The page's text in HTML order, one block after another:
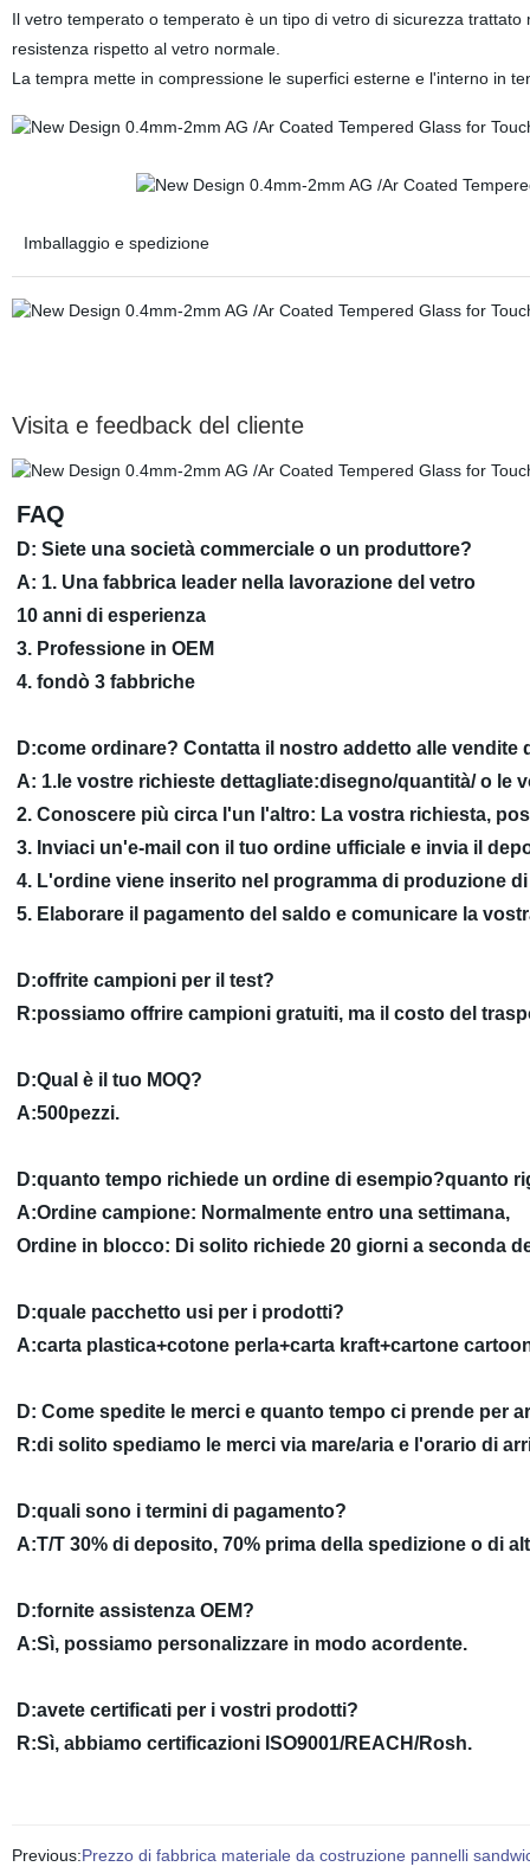
Il vetro temperato o temperato è un tipo di vetro di sicurezza
resistenza rispetto al vetro normale.
La tempra mette in compressione le superfici esterne e l'interno in
Imballaggio e spedizione
Visita e feedback del cliente
FAQ
D: Siete una società commerciale o un produttore?
A: 1. Una fabbrica leader nella lavorazione del vetro
10 anni di esperienza
3. Professione in OEM
4. fondò 3 fabbriche
D:come ordinare? Contatta il nostro addetto alle
A: 1.le vostre richieste dettagliate:disegno/quantità/ o le
2. Conoscere più circa l'un l'altro: La vostra richiesta,
3. Inviaci un'e-mail con il tuo ordine ufficiale e invia il
4. L'ordine viene inserito nel programma di produzione
5. Elaborare il pagamento del saldo e comunicare la
D:offrite campioni per il test?
R:possiamo offrire campioni gratuiti, ma il costo del
D:Qual è il tuo MOQ?
A:500pezzi.
D:quanto tempo richiede un ordine di esempio?quanto
A:Ordine campione: Normalmente entro una settimana,
Ordine in blocco: Di solito richiede 20 giorni a seconda
D:quale pacchetto usi per i prodotti?
A:carta plastica+cotone perla+carta kraft+cartone
D: Come spedite le merci e quanto tempo ci prende per
R:di solito spediamo le merci via mare/aria e l'orario di
D:quali sono i termini di pagamento?
A:T/T 30% di deposito, 70% prima della spedizione o di
D:fornite assistenza OEM?
A:Sì, possiamo personalizzare in modo acordente.
D:avete certificati per i vostri prodotti?
R:Sì, abbiamo certificazioni ISO9001/REACH/Rosh.
Previous:Prezzo di fabbrica materiale da costruzione pannelli